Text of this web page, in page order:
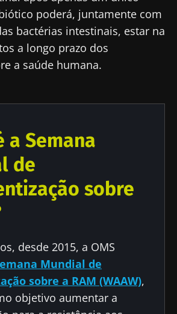
poderá, juntamente com
bactérias intestinais, estar na
a longo prazo dos
a saúde humana.
a Semana
de
sobre
desde 2015, a OMS
Mundial de
sobre a RAM (WAAW),
objetivo aumentar a